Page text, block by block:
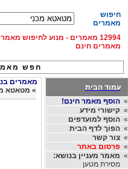
חיפוש
מאמרים
12994 מאמרים - מנוע לחיפוש
מאמרים חינם
חפש
עמוד הבית
»הוסף מאמר חינם!
»קישורי מידע
»הוסף למועדפים
»הפוך לדף הבית
»צור קשר
»פרסום באתר
» מאמר מעניין בנושא:
מסירת מטען
מאמרים
» מטאטא